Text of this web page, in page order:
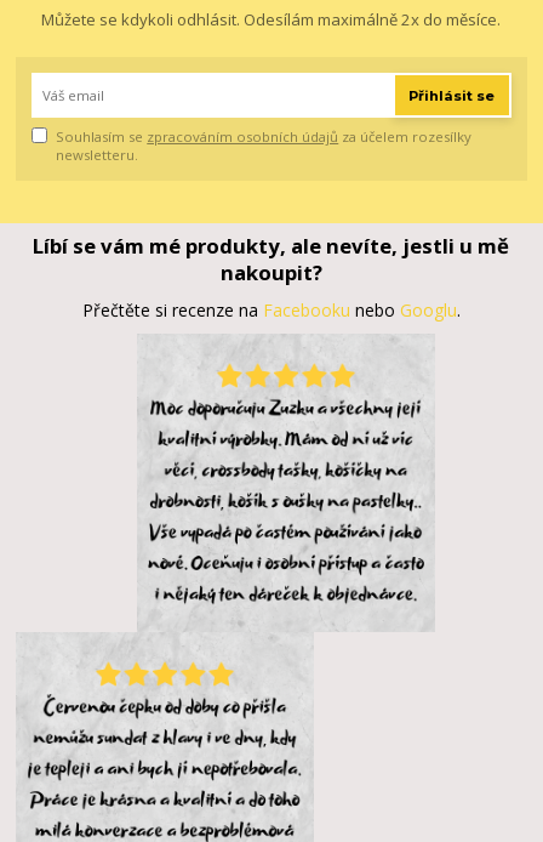
Můžete se kdykoli odhlásit. Odesílám maximálně 2x do měsíce.
Přihlásit se
Souhlasím se zpracováním osobních údajů za účelem rozesílky
newsletteru.
Líbí se vám mé produkty, ale nevíte, jestli u mě
nakoupit?
Přečtěte si recenze na Facebooku nebo Googlu.